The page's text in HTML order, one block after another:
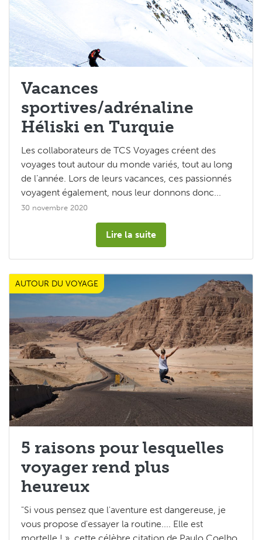
Vacances
sportives/adrénaline
Héliski en Turquie
Les collaborateurs de TCS Voyages créent des
voyages tout autour du monde variés, tout au long
de l’année. Lors de leurs vacances, ces passionnés
voyagent également, nous leur donnons donc...
30 novembre 2020
Lire la suite
AUTOUR DU VOYAGE
Les Tops 5
5 raisons pour lesquelles
voyager rend plus
heureux
"Si vous pensez que l'aventure est dangereuse, je
vous propose d'essayer la routine.... Elle est